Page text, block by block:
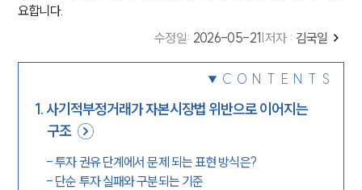
요합니다.
수정일: 2026-05-21 저자 : 김국일
CONTENTS
1.사기적부정거래가 자본시장법 위반으로 이어지는
구조
-투자 권유 단계에서 문제 되는 표현 방식은?
- 단순 투자 실패와 구분되는 기준